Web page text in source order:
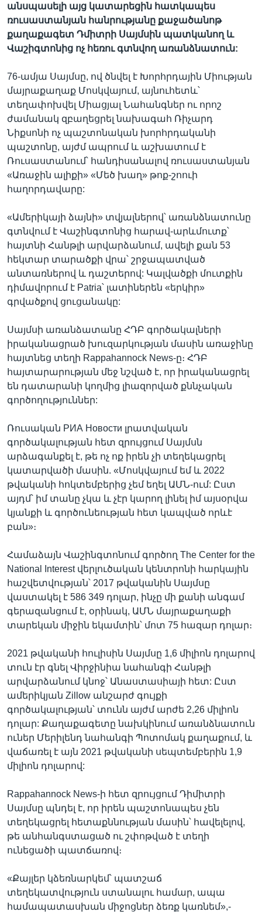
անսպասելի այց կատարեցին հատկապես
ռուսաստանյան հանրությանը քաջածանոթ
քաղաքագետ Դմիտրի Սայմսին պատկանող և
Վաշիգտոնից ոչ հեռու գտնվող առանձնատուն:
76-ամյա Սայմսը, ով ծնվել է Խորհրդային Միության
մայրաքաղաք Մոսկվայում, այնուհետև՝
տեղափոխվել Միացյալ Նահանգներ ու որոշ
ժամանակ զբաղեցրել նախագահ Ռիչարդ
Նիքսոնի ոչ պաշտոնական խորհրդականի
պաշտոնը, այժմ ապրում և աշխատում է
Ռուսաստանում՝ հանդիսանալով ռուսաստանյան
«Առաջին ալիքի» «Մեծ խաղ» թոք-շոուի
հաղորդավարը:
«Ամերիկայի ձայնի» տվյալներով՝ առանձնատունը
գտնվում է Վաշինգտոնից հարավ-արևմուտք՝
հայտնի Հանթլի արվարձանում, ավելի քան 53
հեկտար տարածքի վրա՝ շրջապատված
անտառներով և դաշտերով: Կալվածքի մուտքին
դիմավորում է Patria՝ լատիներեն «երկիր»
գրվածքով ցուցանակը:
Սայմսի առանձատանը ՀԴԲ գործակալների
իրականացրած խուզարկության մասին առաջինը
հայտնեց տեղի Rappahannock News-ը։ ՀԴԲ
հայտարարության մեջ նշված է, որ իրականացրել
են դատարանի կողմից լիազորված քննչական
գործողություններ:
Ռուսական РИА Новости լրատվական
գործակալության հետ զրույցում Սայմսն
արձագանքել է, թե ոչ ոք իրեն չի տեղեկացրել
կատարվածի մասին. «Մոսկվայում եմ և 2022
թվականի հոկտեմբերից չեմ եղել ԱՄՆ-ում: Ըստ
այդմ՝ իմ տանը չկա և չէր կարող լինել իմ այսօրվա
կյանքի և գործունեության հետ կապված որևէ
բան»։
Համաձայն Վաշինգտոնում գործող The Center for the
National Interest վերլուծական կենտրոնի հարկային
հաշվետվության՝ 2017 թվականին Սայմսը
վաստակել է 586 349 դոլար, ինչը մի քանի անգամ
գերազանցում է, օրինակ, ԱՄՆ մայրաքաղաքի
տարեկան միջին եկամտին՝ մոտ 75 հազար դոլար։
2021 թվականի հուլիսին Սայմսը 1,6 միլիոն դոլարով
տուն էր գնել Վիրջինիա նահանգի Հանթլի
արվարձանում կնոջ՝ Անաստասիայի հետ: Ըստ
ամերիկյան Zillow անշարժ գույքի
գործակալության՝ տունն այժմ արժե 2,26 միլիոն
դոլար: Քաղաքագետը նախկինում առանձնատուն
ուներ Մերիլենդ նահանգի Պոտոմակ քաղաքում, և
վաճառել է այն 2021 թվականի սեպտեմբերին 1,9
միլիոն դոլարով:
Rappahannock News-ի հետ զրույցում Դիմիտրի
Սայմսը պնդել է, որ իրեն պաշտոնապես չեն
տեղեկացրել հետաքննության մասին՝ հավելելով,
թե անհանգստացած ու շփոթված է տեղի
ունեցածի պատճառով։
«Քայլեր կձեռնարկեմ՝ պատշաճ
տեղեկատվություն ստանալու համար, ապա
համապատասխան միջոցներ ձեռք կառնեմ»,-